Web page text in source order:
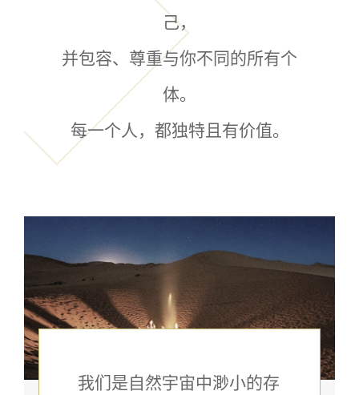
己，
并包容、尊重与你不同的所有个
体。
每一个人，都独特且有价值。
我们是自然宇宙中渺小的存